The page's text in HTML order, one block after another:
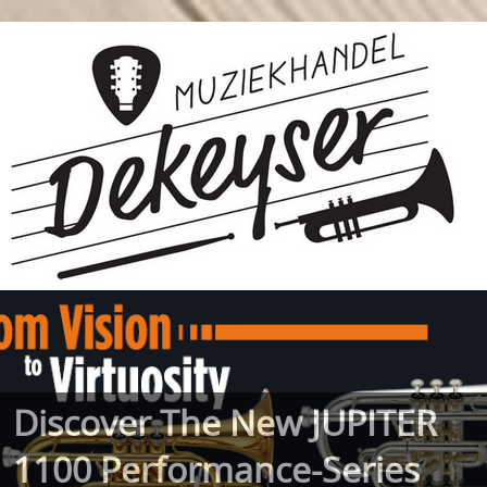
Discover The New JUPITER
1100 Performance-Series